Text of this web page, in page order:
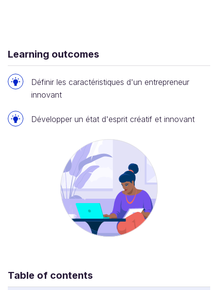
Learning outcomes
Définir les caractéristiques d'un entrepreneur
innovant
Développer un état d'esprit créatif et innovant
Table of contents